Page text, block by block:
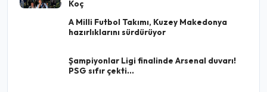
Koç
A Milli Futbol Takımı, Kuzey Makedonya
hazırlıklarını sürdürüyor
Şampiyonlar Ligi finalinde Arsenal duvarı!
PSG sıfır çekti...